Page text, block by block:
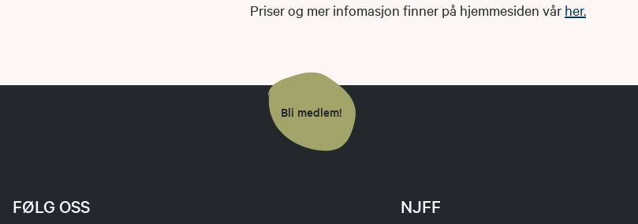
Priser og mer infomasjon finner på hjemmesiden vår her.
Bli medlem!
NJFF
FØLG OSS